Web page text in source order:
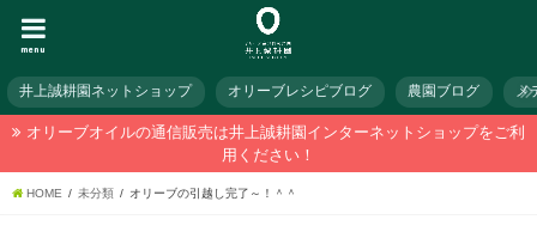
menu
井上誠耕園ネットショップ オリーブレシピブログ 農園ブログ メ
オリーブオイルの通信販売は井上誠耕園インターネットショップをご利
用ください！
HOME 未分類 オリーブの引越し完了～！＾＾